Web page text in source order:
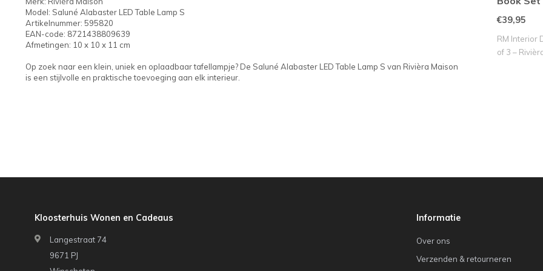
Model: Saluné Alabaster LED Table Lamp S
Artikelnummer: 595820
EAN-code: 8721438809639
Afmetingen: 10 x 10 x 11 cm
Op zoek naar een klein, uniek en oplaadbaar tafellampje? De Saluné Alabaster LED Table Lamp S van Rivièra Maison
is een stijlvolle en praktische toevoeging aan elk interieur.
€39,95
RM Interior
of 3 –
Kloosterhuis Wonen en Cadeaus
Langestraat 74
9671 PJ
Informatie
Over ons
Verzenden & retourneren